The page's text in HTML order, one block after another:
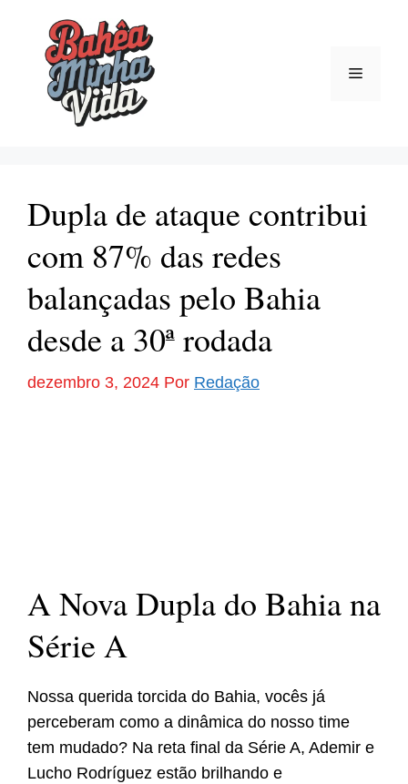
conteúdo
Menu
Dupla de ataque contribui
com 87% das redes
balançadas pelo Bahia
desde a 30ª rodada
dezembro 3, 2024 Por Redação
A Nova Dupla do Bahia na
Série A
Nossa querida torcida do Bahia, vocês já
perceberam como a dinâmica do nosso time
tem mudado? Na reta final da Série A, Ademir e
Lucho Rodríguez estão brilhando e